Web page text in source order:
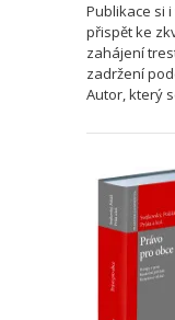
Publikace si
přispět ke
zahájení
zadržení
Autor, který